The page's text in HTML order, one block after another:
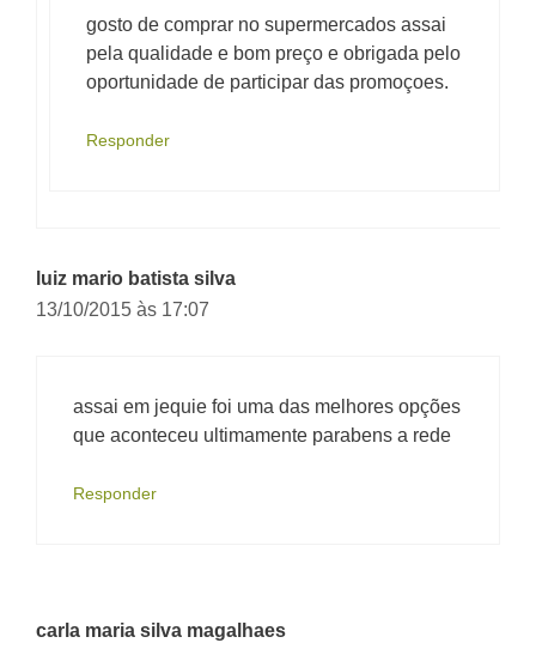
gosto de comprar no supermercados assai
pela qualidade e bom preço e obrigada pelo
oportunidade de participar das promoçoes.
Responder
luiz mario batista silva
13/10/2015 às 17:07
assai em jequie foi uma das melhores opções
que aconteceu ultimamente parabens a rede
Responder
carla maria silva magalhaes